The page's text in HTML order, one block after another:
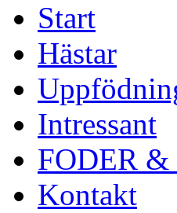
Start
Hästar
Intressant
FODER &
Kontakt